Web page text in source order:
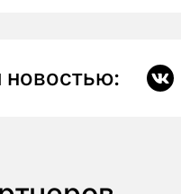
новостью: